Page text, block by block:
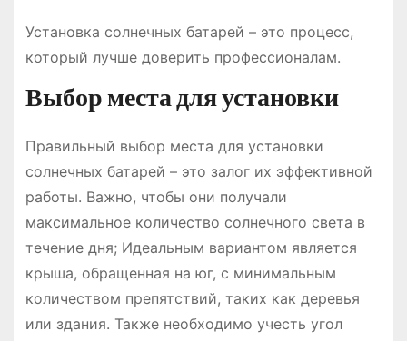
Установка солнечных батарей – это процесс,
который лучше доверить профессионалам.
Выбор места для установки
Правильный выбор места для установки
солнечных батарей – это залог их эффективной
работы. Важно, чтобы они получали
максимальное количество солнечного света в
течение дня; Идеальным вариантом является
крыша, обращенная на юг, с минимальным
количеством препятствий, таких как деревья
или здания. Также необходимо учесть угол